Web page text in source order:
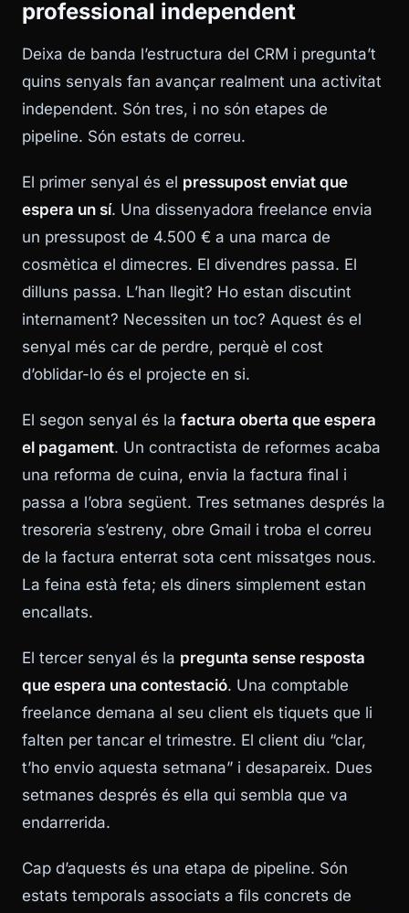
professional independent
Deixa de banda l’estructura del CRM i pregunta’t
quins senyals fan avançar realment una activitat
independent. Són tres, i no són etapes de
pipeline. Són estats de correu.
El primer senyal és el pressupost enviat que
espera un sí. Una dissenyadora freelance envia
un pressupost de 4.500 € a una marca de
cosmètica el dimecres. El divendres passa. El
dilluns passa. L’han llegit? Ho estan discutint
internament? Necessiten un toc? Aquest és el
senyal més car de perdre, perquè el cost
d’oblidar-lo és el projecte en si.
El segon senyal és la factura oberta que espera
el pagament. Un contractista de reformes acaba
una reforma de cuina, envia la factura final i
passa a l’obra següent. Tres setmanes després la
tresoreria s’estreny, obre Gmail i troba el correu
de la factura enterrat sota cent missatges nous.
La feina està feta; els diners simplement estan
encallats.
El tercer senyal és la pregunta sense resposta
que espera una contestació. Una comptable
freelance demana al seu client els tiquets que li
falten per tancar el trimestre. El client diu “clar,
t’ho envio aquesta setmana” i desapareix. Dues
setmanes després és ella qui sembla que va
endarrerida.
Cap d’aquests és una etapa de pipeline. Són
estats temporals associats a fils concrets de